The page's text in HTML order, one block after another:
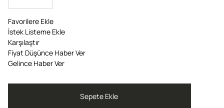
Favorilere Ekle
İstek Listeme Ekle
Karşılaştır
Fiyat Düşünce Haber Ver
Gelince Haber Ver